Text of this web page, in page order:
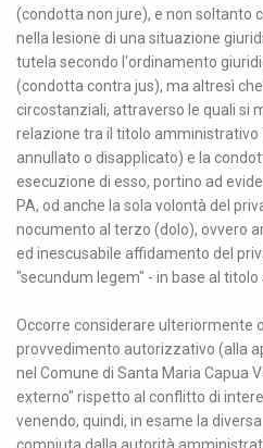
(condotta non jure), e non soltanto
nella lesione di una situazione
tutela secondo l'ordinamento
(condotta contra jus), ma altresì
circostanziali, attraverso le quali si
relazione tra il titolo
annullato o disapplicato) e la
esecuzione di esso, portino ad
PA, od anche la sola volontà del
nocumento al terzo (dolo), ovvero
ed inescusabile affidamento del
"secundum legem" - in base al
Occorre considerare ulteriormente
provvedimento autorizzativo (alla
nel Comune di Santa Maria Capua
externo" rispetto al conflitto di
venendo, quindi, in esame la